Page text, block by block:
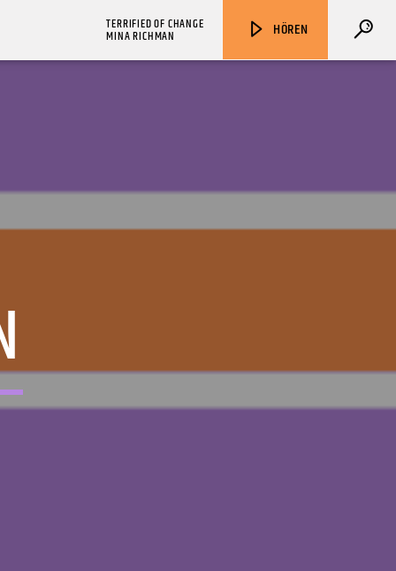
HÖREN
TERRIFIED OF CHANGE
MINA RICHMAN